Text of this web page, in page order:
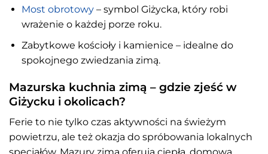
Most obrotowy– symbol Giżycka, który robi
wrażenie o każdej porze roku.
Zabytkowe kościoły i kamienice – idealne do
spokojnego zwiedzania zimą.
Mazurska kuchnia zimą – gdzie zjeść w
Giżycku i okolicach?
Ferie to nie tylko czas aktywności na świeżym
powietrzu, ale też okazja do spróbowania lokalnych